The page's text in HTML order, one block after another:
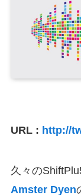
URL : http://
久々の
Amster Dyen